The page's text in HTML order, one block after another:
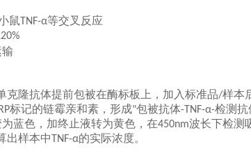
鼠 TNF-α等交叉反应
克隆抗体提前包被在酶标板上，加入标准品/样本
标记的链霉亲和素，形成"包被抗体-TNF-α-检测抗
蓝色，加终止液转为黄色，在450nm波长下检测
出样本中 TNF-α的实际浓度。